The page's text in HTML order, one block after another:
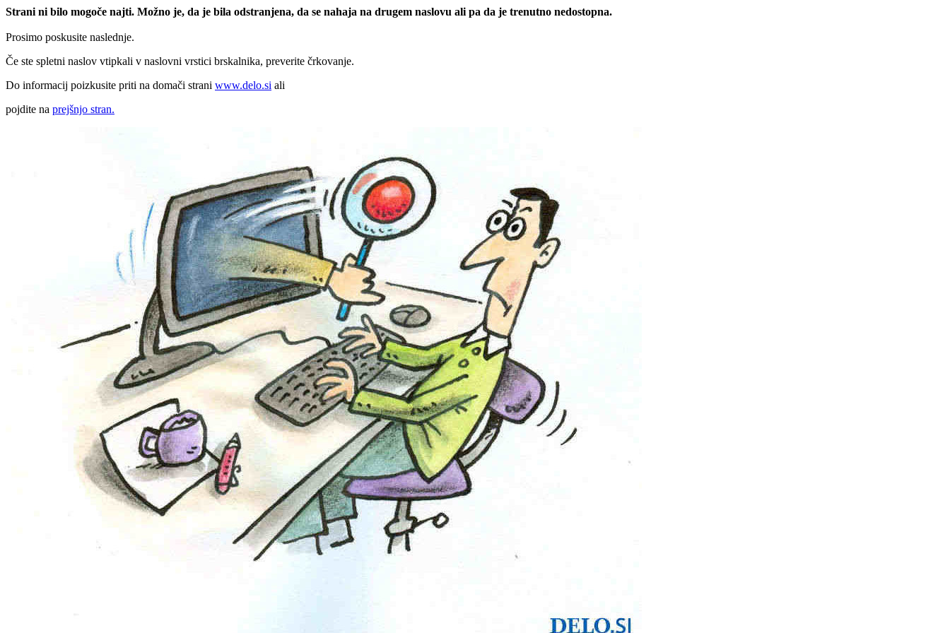
Strani ni bilo mogoče najti. Možno je, da je bila odstranjena, da se nahaja na drugem naslovu ali pa da je trenutno nedostopna.
Prosimo poskusite naslednje.
Če ste spletni naslov vtipkali v naslovni vrstici brskalnika, preverite črkovanje.
Do informacij poizkusite priti na domači strani www.delo.si ali
pojdite na prejšnjo stran.